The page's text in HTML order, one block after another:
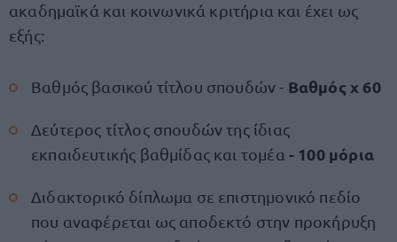
ακαδημαϊκά και κοινωνικά κριτήρια και έχει ως
εξής:
Βαθμός βασικού τίτλου σπουδών - Βαθμός x 60
Δεύτερος τίτλος σπουδών της ίδιας
εκπαιδευτικής βαθμίδας και τομέα - 100 μόρια
Διδακτορικό δίπλωμα σε επιστημονικό πεδίο
που αναφέρεται ως αποδεκτό στην προκήρυξη